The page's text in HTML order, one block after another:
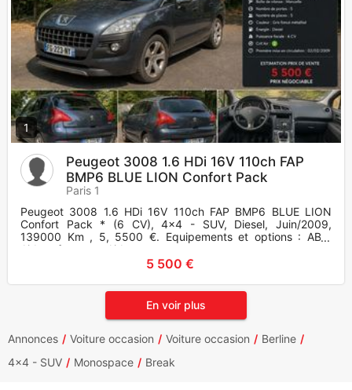
1
Peugeot 3008 1.6 HDi 16V 110ch FAP
BMP6 BLUE LION Confort Pack
Paris 1
Peugeot 3008 1.6 HDi 16V 110ch FAP BMP6 BLUE LION
Confort Pack * (6 CV), 4x4 - SUV, Diesel, Juin/2009,
139000 Km , 5, 5500 €. Equipements et options : ABS,
Airbag frontaux, Airbag
5 500 €
En voir plus
Annonces Voiture occasion Voiture occasion
Berline
4x4 - SUV
Monospace Break